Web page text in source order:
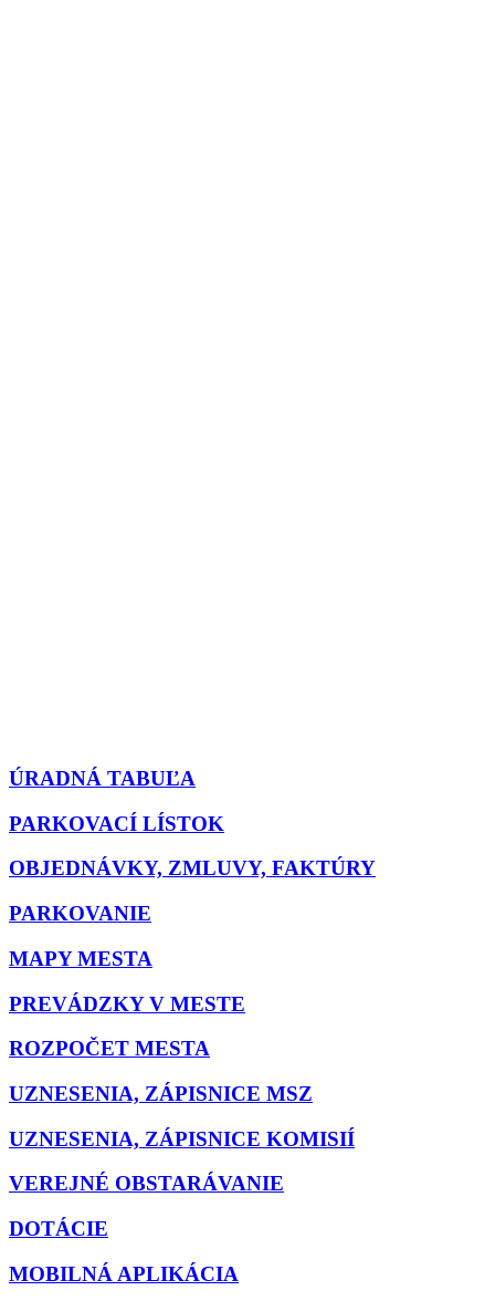
ÚRADNÁ TABUĽA
PARKOVACÍ LÍSTOK
OBJEDNÁVKY, ZMLUVY, FAKTÚRY
PARKOVANIE
MAPY MESTA
PREVÁDZKY V MESTE
ROZPOČET MESTA
UZNESENIA, ZÁPISNICE MSZ
UZNESENIA, ZÁPISNICE KOMISIÍ
VEREJNÉ OBSTARÁVANIE
DOTÁCIE
MOBILNÁ APLIKÁCIA